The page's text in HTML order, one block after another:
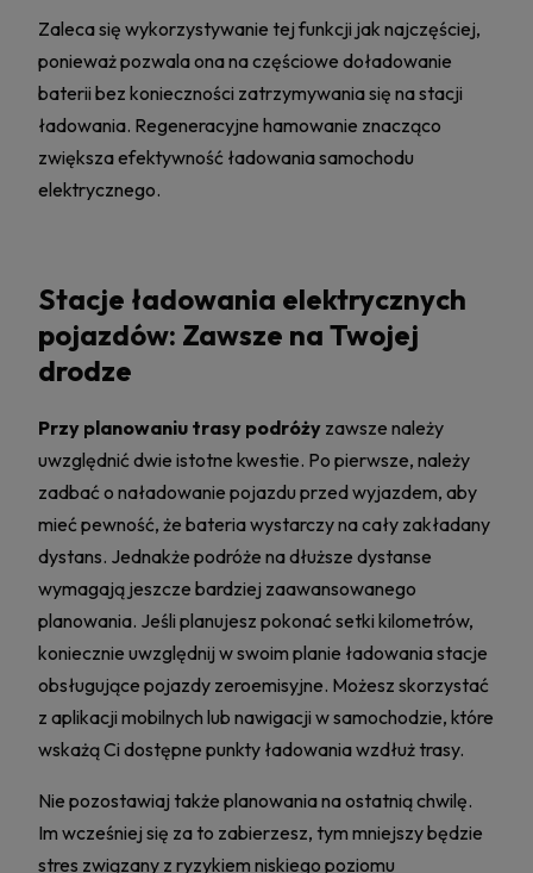
Zaleca się wykorzystywanie tej funkcji jak najczęściej,
ponieważ pozwala ona na częściowe doładowanie
baterii bez konieczności zatrzymywania się na stacji
ładowania. Regeneracyjne hamowanie znacząco
zwiększa efektywność ładowania samochodu
elektrycznego.
Stacje ładowania elektrycznych
pojazdów: Zawsze na Twojej
drodze
Przy planowaniu trasy podróży zawsze należy
uwzględnić dwie istotne kwestie. Po pierwsze, należy
zadbać o naładowanie pojazdu przed wyjazdem, aby
mieć pewność, że bateria wystarczy na cały zakładany
dystans. Jednakże podróże na dłuższe dystanse
wymagają jeszcze bardziej zaawansowanego
planowania. Jeśli planujesz pokonać setki kilometrów,
koniecznie uwzględnij w swoim planie ładowania stacje
obsługujące pojazdy zeroemisyjne. Możesz skorzystać
z aplikacji mobilnych lub nawigacji w samochodzie, które
wskażą Ci dostępne punkty ładowania wzdłuż trasy.
Nie pozostawiaj także planowania na ostatnią chwilę.
Im wcześniej się za to zabierzesz, tym mniejszy będzie
stres związany z ryzykiem niskiego poziomu